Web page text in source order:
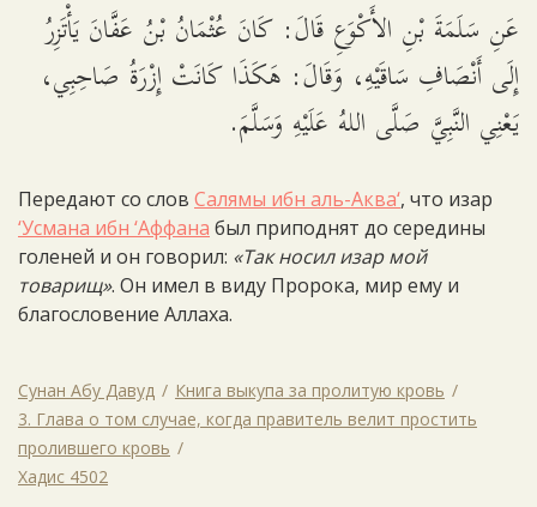
عَنِ سَلَمَةَ بْنِ الأَكْوَعِ قَالَ: كَانَ عُثْمَانُ بْنُ عَفَّانَ يَأْتَزِرُ
إِلَى أَنْصَافِ سَاقَيْهِ، وَقَالَ: هَكَذَا كَانَتْ إِزْرَةُ صَاحِبِي،
يَعْنِي النَّبِيَّ صَلَّى اللهُ عَلَيْهِ وَسَلَّمَ.
Передают со слов Салямы ибн аль-Аква‘, что изар
‘Усмана ибн ‘Аффана был приподнят до середины
голеней и он говорил: «Так носил изар мой
товарищ». Он имел в виду Пророка, мир ему и
благословение Аллаха.
Сунан Абу Давуд
Книга выкупа за пролитую кровь
3. Глава о том случае, когда правитель велит простить
пролившего кровь
Хадис 4502